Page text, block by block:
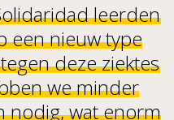
leerden
een nieuw type
deze ziektes
we minder
nodig, wat enorm